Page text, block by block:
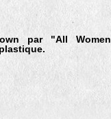
par "All Women